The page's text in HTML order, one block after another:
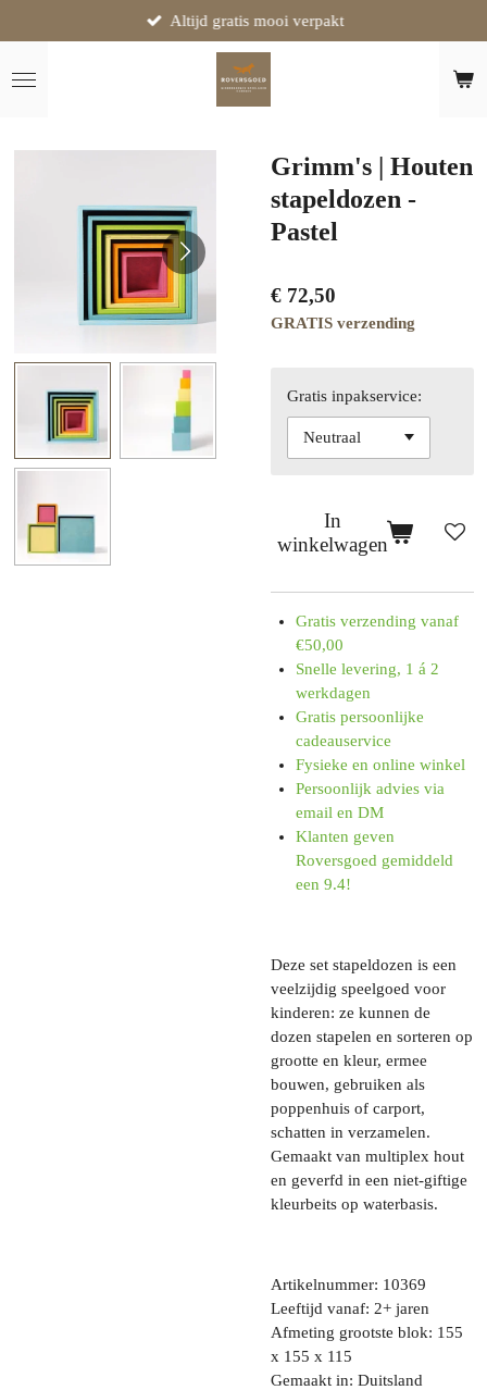
direct
naar
de
Altijd gratis mooi verpakt
Grimm's | Houten
stapeldozen -
Pastel
€ 72,50
GRATIS verzending
Gratis inpakservice:
In
winkelwagen
Gratis verzending vanaf
€50,00
Snelle levering, 1 á 2
werkdagen
Gratis persoonlijke
cadeauservice
Fysieke en online winkel
Persoonlijk advies via
email en DM
Klanten geven
Roversgoed gemiddeld
een 9.4!
Deze set stapeldozen is een
veelzijdig speelgoed voor
kinderen: ze kunnen de
dozen stapelen en sorteren op
grootte en kleur, ermee
bouwen, gebruiken als
poppenhuis of carport,
schatten in verzamelen.
Gemaakt van multiplex hout
en geverfd in een niet-giftige
kleurbeits op waterbasis.
Artikelnummer: 10369
Leeftijd vanaf: 2+ jaren
Afmeting grootste blok: 155
x 155 x 115
Gemaakt in: Duitsland